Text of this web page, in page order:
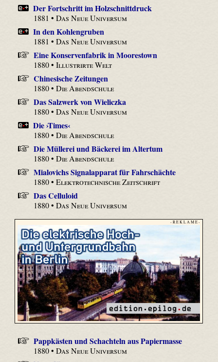
Der Fortschritt im Holzschnittdruck
1881 •Das Neue Universum
In den Kohlengruben
1881 •Das Neue Universum
Eine Konservenfabrik in Moorestown
1880 •Illustrirte Welt
Chinesische Zeitungen
1880 •Die Abendschule
Das Salzwerk von Wieliczka
1880 •Das Neue Universum
Die ›Times‹
1880 •Die Abendschule
Die Müllerei und Bäckerei im Altertum
1880 •Die Abendschule
Mialovichs Signalapparat für Fahrschächte
1880 •Elektrotechnische Zeitschrift
Das Celluloid
1880 •Das Neue Universum
- R E K L A M E -
Pappkästen und Schachteln aus Papiermasse
1880 •Das Neue Universum